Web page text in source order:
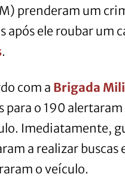
prenderam um
após ele roubar um
.
com a Brigada
para o 190
Imediatamente,
a realizar buscas
o veículo.